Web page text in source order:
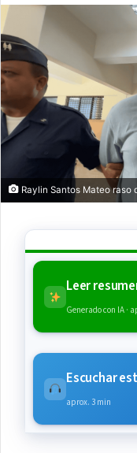
Raylin Santos Mateo raso
Leer
Generado con IA ·
Escuchar
aprox. 3 min